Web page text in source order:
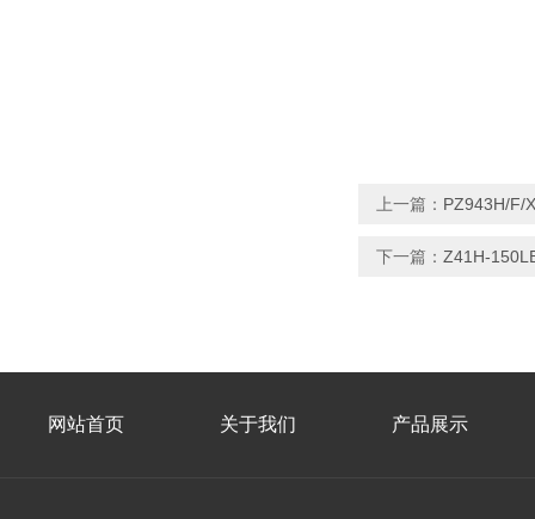
上一篇： PZ943H/F/
下一篇： Z41H-
网站首页 关于我们 产品展示